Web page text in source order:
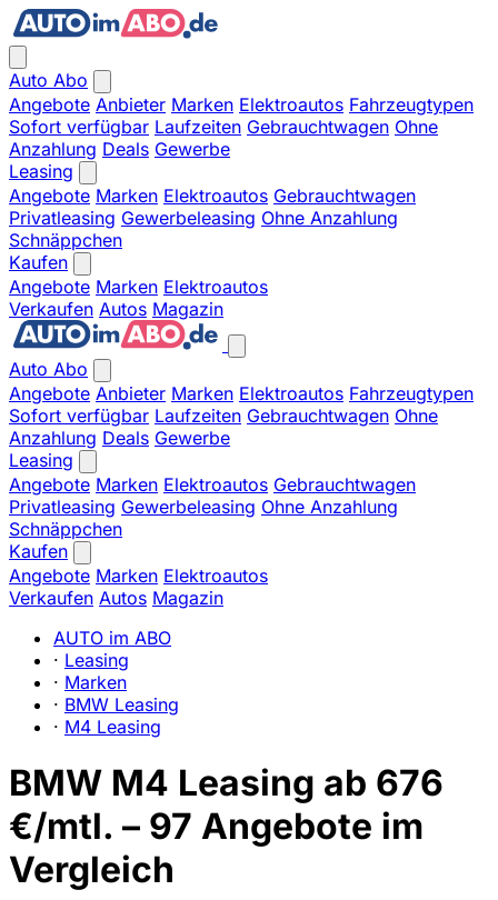
Auto Abo
Angebote Anbieter Marken Elektroautos Fahrzeugtypen
Sofort verfügbar Laufzeiten Gebrauchtwagen Ohne
Anzahlung Deals Gewerbe
Leasing
Angebote Marken Elektroautos Gebrauchtwagen
Privatleasing Gewerbeleasing Ohne Anzahlung
Schnäppchen
Kaufen
Angebote Marken Elektroautos
Verkaufen Autos Magazin
Auto Abo
Angebote Anbieter Marken Elektroautos Fahrzeugtypen
Sofort verfügbar Laufzeiten Gebrauchtwagen Ohne
Anzahlung Deals Gewerbe
Leasing
Angebote Marken Elektroautos Gebrauchtwagen
Privatleasing Gewerbeleasing Ohne Anzahlung
Schnäppchen
Kaufen
Angebote Marken Elektroautos
Verkaufen Autos Magazin
AUTO im ABO
· Leasing
· Marken
· BMW Leasing
· M4 Leasing
BMW M4 Leasing ab 676
€/mtl. – 97 Angebote im
Vergleich